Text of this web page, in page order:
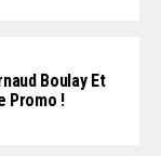
Boulay Et
Promo !